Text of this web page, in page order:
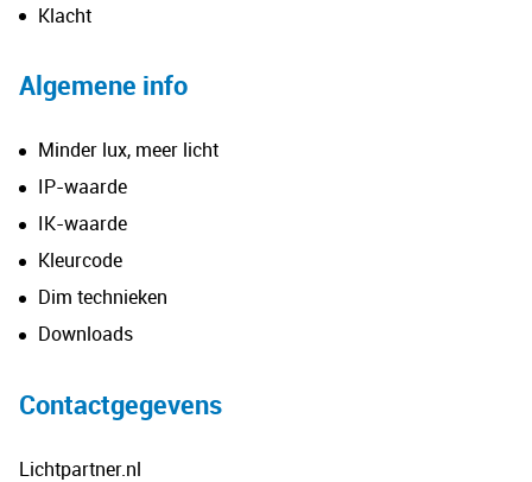
Klacht
Algemene info
Minder lux, meer licht
IP-waarde
IK-waarde
Kleurcode
Dim technieken
Downloads
Contactgegevens
Lichtpartner.nl